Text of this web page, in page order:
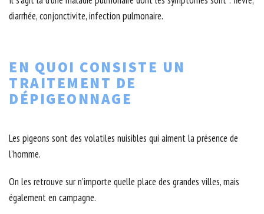
diarrhée, conjonctivite, infection pulmonaire.
EN QUOI CONSISTE UN
TRAITEMENT DE
DÉPIGEONNAGE
Les pigeons sont des volatiles nuisibles qui aiment la présence de
l’homme.
On les retrouve sur n’importe quelle place des grandes villes, mais
également en campagne.